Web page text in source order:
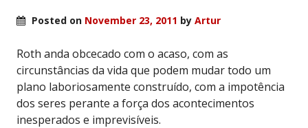
Posted on November 23, 2011 by Artur
Roth anda obcecado com o acaso, com as
circunstâncias da vida que podem mudar todo um
plano laboriosamente construído, com a impotência
dos seres perante a força dos acontecimentos
inesperados e imprevisíveis.